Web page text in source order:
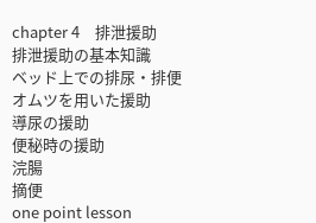
chapter 4 排泄援助
排泄援助の基本知識
ベッド上での排尿・排便
オムツを用いた援助
導尿の援助
便秘時の援助
浣腸
摘便
one point lesson